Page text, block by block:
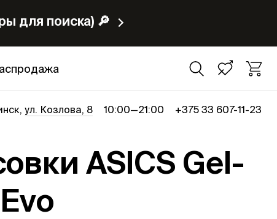
для поиска) 🔎
ул. Козлова, 8 10:00—21:00 +375 33 607-11-23
ASICS Gel-